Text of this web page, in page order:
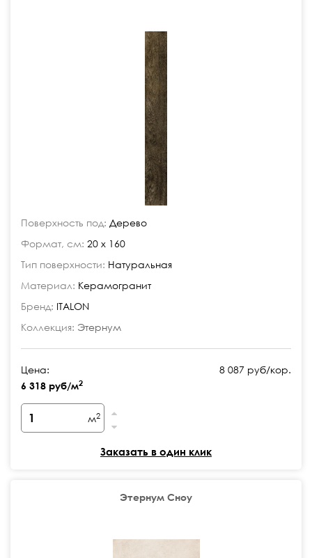
Поверхность под: Дерево
Формат, см: 20 x 160
Тип поверхности: Натуральная
Материал: Керамогранит
Бренд: ITALON
Коллекция: Этернум
Цена:
6 318 руб/м2
8 087 руб/кор.
м2
Заказать в один клик
Этернум Сноу